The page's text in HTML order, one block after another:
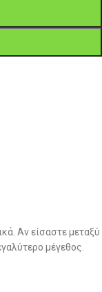
Αν είσαστε μεταξύ
μέγεθος.